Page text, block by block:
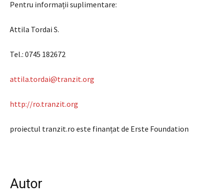
Pentru informații suplimentare:
Attila Tordai S.
Tel.: 0745 182672
attila.tordai@tranzit.org
http://ro.tranzit.org
proiectul tranzit.ro este finanțat de Erste Foundation
Autor